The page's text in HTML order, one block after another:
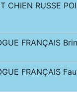
CHIEN RUSSE
FRANÇAIS
FRANÇAIS